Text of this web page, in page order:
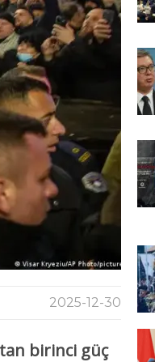
2025-12-30
birinci güç